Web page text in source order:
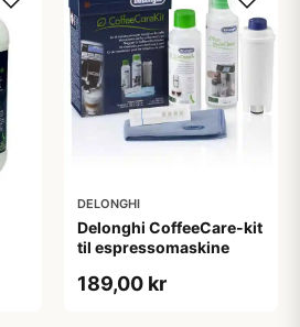
DELONGHI
Delonghi CoffeeCare-kit
til espressomaskine
189,00 kr